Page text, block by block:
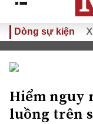
Dòng sự kiện
hội Đảng XIV vào
Hiểm nguy
luồng trên